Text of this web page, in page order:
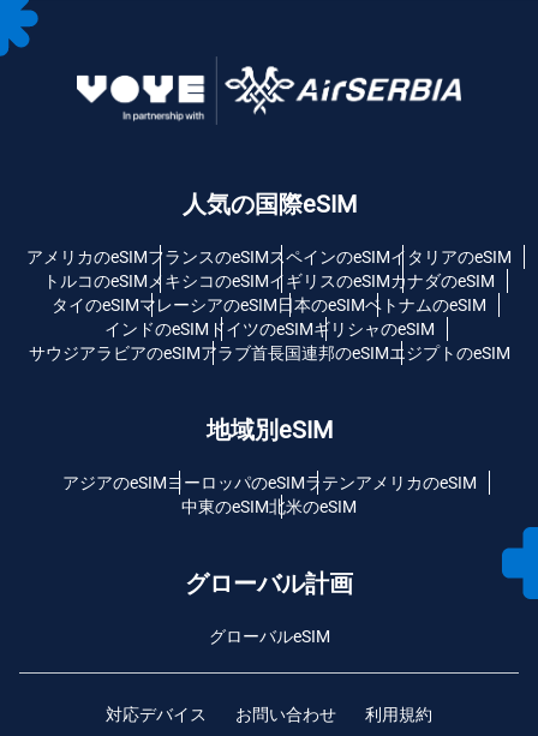
人気の国際eSIM
アメリカのeSIMフランスのeSIMスペインのeSIMイタリアのeSIM
トルコのeSIM メキシコのeSIMイギリスのeSIMカナダのeSIM
タイのeSIMマレーシアのeSIM日本のeSIMベトナムのeSIM
インドのeSIM ドイツのeSIMギリシャのeSIM
サウジアラビアのeSIMアラブ首長国連邦のeSIMエジプトのeSIM
地域別eSIM
アジアのeSIMヨーロッパのeSIMラテンアメリカのeSIM
中東のeSIM北米のeSIM
グローバル計画
グローバルeSIM
対応デバイス お問い合わせ 利用規約